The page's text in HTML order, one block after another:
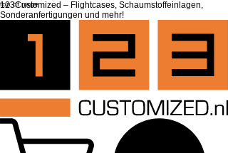
top of page
123Customized – Flightcases, Schaumstoffeinlagen,
Sonderanfertigungen und mehr!